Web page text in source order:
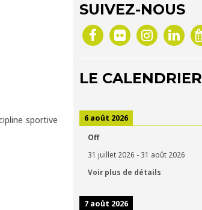
sportive
SUIVEZ-NOUS
LE CALENDRIER
6 août 2026
Off
31 juillet 2026 - 31 août 2026
Voir plus de détails
7 août 2026